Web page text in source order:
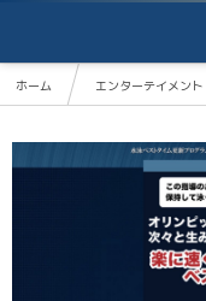
ホーム エンターテイメント